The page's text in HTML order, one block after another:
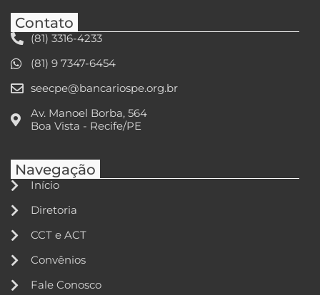
Contato
(81) 3316-4233
(81) 9 7347-6454
seecpe@bancariospe.org.br
Av. Manoel Borba, 564
Boa Vista - Recife/PE
Navegação
Início
Diretoria
CCT e ACT
Convênios
Fale Conosco